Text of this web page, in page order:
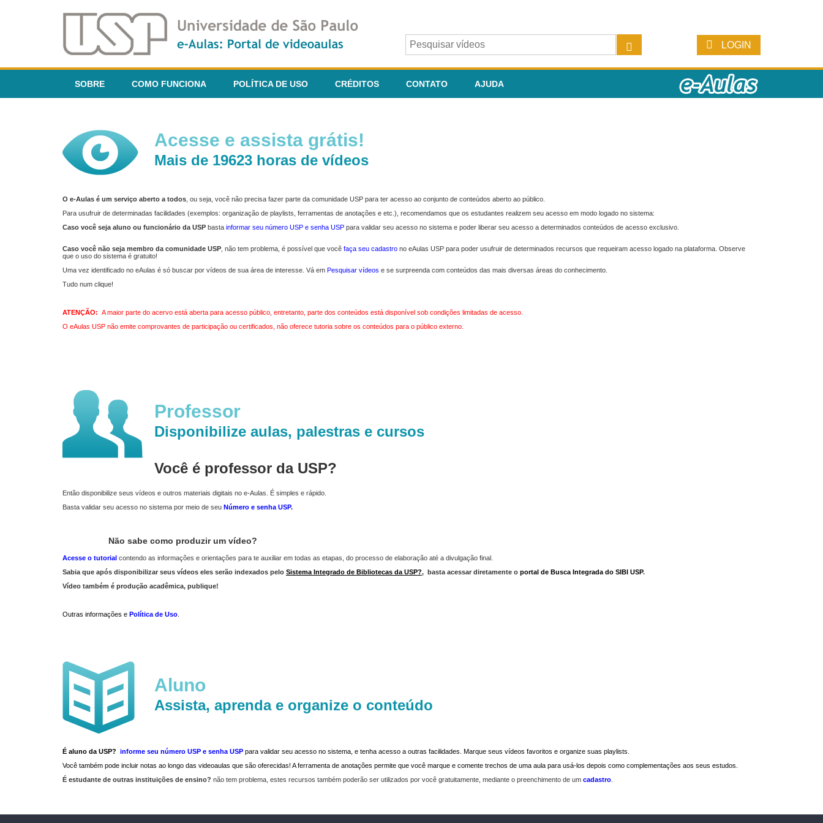
LOGIN
SOBRE COMO FUNCIONA POLÍTICA DE USO CRÉDITOS CONTATO AJUDA
Acesse e assista grátis!
Mais de 19623 horas de vídeos
O e-Aulas é um serviço aberto a todos , ou seja, você não precisa fazer parte da comunidade USP para ter acesso ao conjunto de conteúdos aberto ao público.
Para usufruir de determinadas facilidades (exemplos: organização de playlists, ferramentas de anotações e etc.), recomendamos que os estudantes realizem seu acesso em modo logado no sistema:
Caso você seja aluno ou funcionário da USP basta informar seu número USP e senha USP para validar seu acesso no sistema e poder liberar seu acesso a determinados conteúdos de acesso exclusivo.
Caso você não seja membro da comunidade USP , não tem problema, é possível que você faça seu cadastro no eAulas USP para poder usufruir de determinados recursos que requeiram acesso logado na plataforma. Observe
que o uso do sistema é gratuito!
Uma vez identificado no eAulas é só buscar por vídeos de sua área de interesse. Vá em Pesquisar vídeos e se surpreenda com conteúdos das mais diversas áreas do conhecimento.
Tudo num clique!
ATENÇÃO: A maior parte do acervo está aberta para acesso público, entretanto, parte dos conteúdos está disponível sob condições limitadas de acesso.
O eAulas USP não emite comprovantes de participação ou certificados, não oferece tutoria sobre os conteúdos para o público externo.
Professor
Disponibilize aulas, palestras e cursos
Você é professor da USP?
Então disponibilize seus vídeos e outros materiais digitais no e-Aulas. É simples e rápido.
Basta validar seu acesso no sistema por meio de seu Número e senha USP.
Não sabe como produzir um vídeo?
Acesse o tutorial contendo as informações e orientações para te auxiliar em todas as etapas, do processo de elaboração até a divulgação final.
Sabia que após disponibilizar seus vídeos eles serão indexados pelo Sistema Integrado de Bibliotecas da USP?, basta acessar diretamente o portal de Busca Integrada do SIBI USP.
Vídeo também é produção acadêmica, publique!
Outras informações e Política de Uso
Aluno
Assista, aprenda e organize o conteúdo
É aluno da USP? informe seu número USP e senha USP para validar seu acesso no sistema, e tenha acesso a outras facilidades. Marque seus vídeos favoritos e organize suas playlists.
Você também pode incluir notas ao longo das videoaulas que são oferecidas! A ferramenta de anotações permite que você marque e comente trechos de uma aula para usá-los depois como complementações aos seus estudos.
É estudante de outras instituições de ensino? não tem problema, estes recursos também poderão ser utilizados por você gratuitamente, mediante o preenchimento de um cadastro